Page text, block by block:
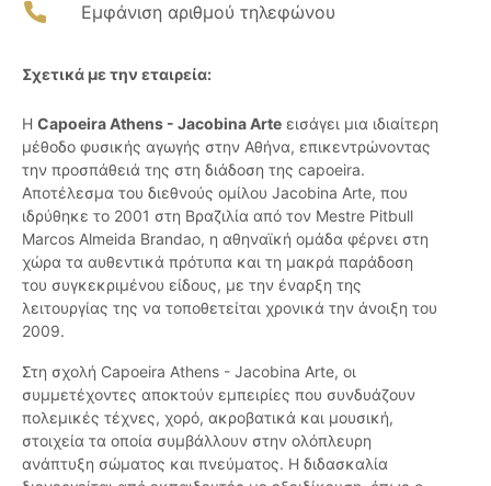
Εμφάνιση αριθμού τηλεφώνου
Σχετικά με την εταιρεία:
Η Capoeira Athens - Jacobina Arte εισάγει μια ιδιαίτερη
μέθοδο φυσικής αγωγής στην Αθήνα, επικεντρώνοντας
την προσπάθειά της στη διάδοση της capoeira.
Αποτέλεσμα του διεθνούς ομίλου Jacobina Arte, που
ιδρύθηκε το 2001 στη Βραζιλία από τον Mestre Pitbull
Marcos Almeida Brandao, η αθηναϊκή ομάδα φέρνει στη
χώρα τα αυθεντικά πρότυπα και τη μακρά παράδοση
του συγκεκριμένου είδους, με την έναρξη της
λειτουργίας της να τοποθετείται χρονικά την άνοιξη του
2009.
Στη σχολή Capoeira Athens - Jacobina Arte, οι
συμμετέχοντες αποκτούν εμπειρίες που συνδυάζουν
πολεμικές τέχνες, χορό, ακροβατικά και μουσική,
στοιχεία τα οποία συμβάλλουν στην ολόπλευρη
ανάπτυξη σώματος και πνεύματος. Η διδασκαλία